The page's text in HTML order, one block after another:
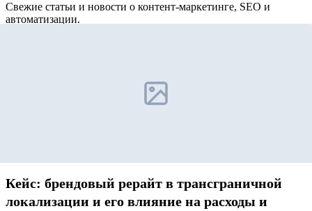
Свежие статьи и новости о контент-маркетинге, SEO и
автоматизации.
Кейс: брендовый рерайт в трансграничной
локализации и его влияние на расходы и